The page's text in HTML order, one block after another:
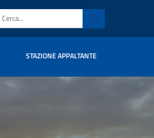
STAZIONE APPALTANTE